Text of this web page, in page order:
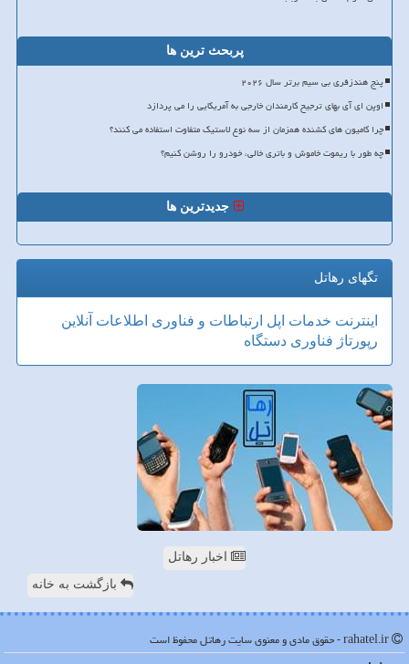
پربحث ترین ها
پنج هندزفری بی سیم برتر سال ۲۰۲۶
اوپن ای آی بهای ترجیح کارمندان خارجی به آمریکایی را می پردازد
چرا کامیون های کشنده همزمان از سه نوع لاستیک متفاوت استفاده می کنند؟
چه طور با ریموت خاموش و باتری خالی، خودرو را روشن کنیم؟
جدیدترین ها
تگهای رهاتل
اینترنت خدمات اپل ارتباطات و فناوری اطلاعات آنلاین
رپورتاژ فناوری دستگاه
اخبار رهاتل
بازگشت به خانه